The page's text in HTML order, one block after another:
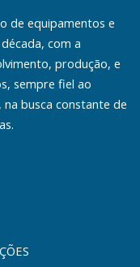
de equipamentos e
com a
produção, e
sempre fiel ao
busca constante de